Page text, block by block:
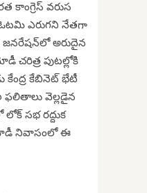
కాంగ్రెస్ వరుస
ఎరుగని నేతగా
అరుదైన
చరిత్ర పుటల్లోకి
కేంద్ర కేబినెట్ భేటీ
ఫలితాలు వెల్లడైన
సభ రద్దుక
మోడీ నివాసంలో ఈ